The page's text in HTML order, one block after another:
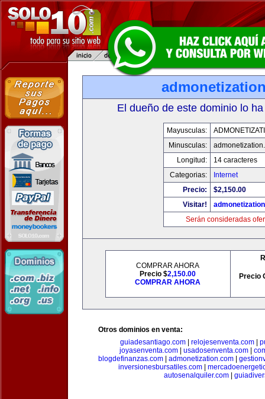
El dueño de este dominio lo
Mayusculas:
Minusculas:
Longitud:
14 caracteres
Categorias:
Internet
Precio:
$2,150.00
Visitar!
Serán consideradas
COMPRAR AHORA
Precio $2,150.00
COMPRAR AHORA
Precio
Otros dominios en venta:
guiadesantiago.com| relojesenventa.com|
joyasenventa.com
usadosenventa.com
blogdefinanzas.com
admonetization.com
inversionesbursatiles.com|
autosenalquiler.com|